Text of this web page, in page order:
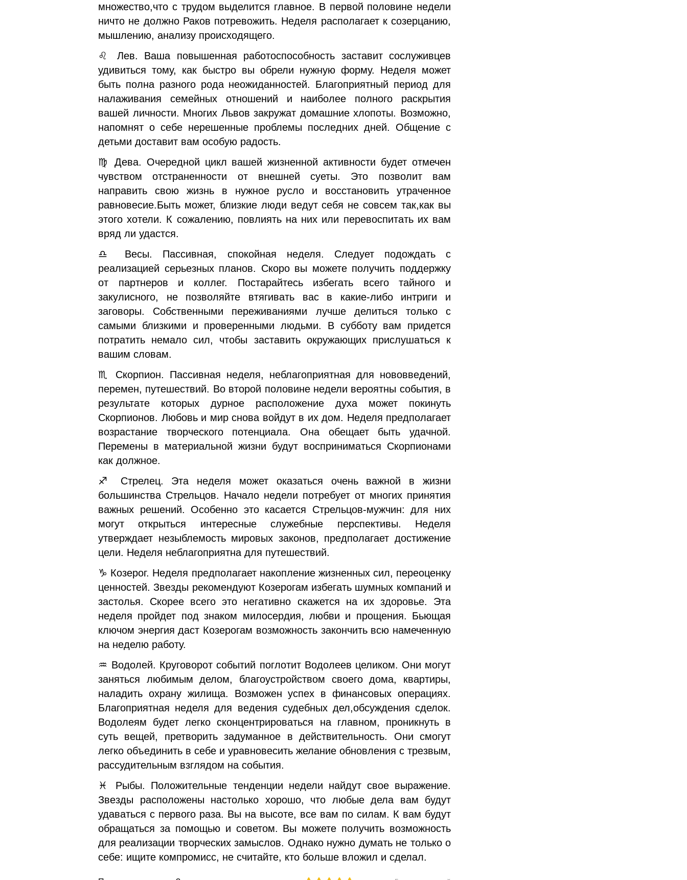
множество,что с трудом выделится главное. В первой половине недели
ничто не должно Раков потревожить. Неделя располагает к созерцанию,
мышлению, анализу происходящего.
♌ Лев. Ваша повышенная работоспособность заставит сослуживцев
удивиться тому, как быстро вы обрели нужную форму. Неделя может
быть полна разного рода неожиданностей. Благоприятный период для
налаживания семейных отношений и наиболее полного раскрытия
вашей личности. Многих Львов закружат домашние хлопоты. Возможно,
напомнят о себе нерешенные проблемы последних дней. Общение с
детьми доставит вам особую радость.
♍ Дева. Очередной цикл вашей жизненной активности будет отмечен
чувством отстраненности от внешней суеты. Это позволит вам
направить свою жизнь в нужное русло и восстановить утраченное
равновесие.Быть может, близкие люди ведут себя не совсем так,как вы
этого хотели. К сожалению, повлиять на них или перевоспитать их вам
вряд ли удастся.
♎ Весы. Пассивная, спокойная неделя. Следует подождать с
реализацией серьезных планов. Скоро вы можете получить поддержку
от партнеров и коллег. Постарайтесь избегать всего тайного и
закулисного, не позволяйте втягивать вас в какие-либо интриги и
заговоры. Собственными переживаниями лучше делиться только с
самыми близкими и проверенными людьми. В субботу вам придется
потратить немало сил, чтобы заставить окружающих прислушаться к
вашим словам.
♏ Скорпион. Пассивная неделя, неблагоприятная для нововведений,
перемен, путешествий. Во второй половине недели вероятны события, в
результате которых дурное расположение духа может покинуть
Скорпионов. Любовь и мир снова войдут в их дом. Неделя предполагает
возрастание творческого потенциала. Она обещает быть удачной.
Перемены в материальной жизни будут восприниматься Скорпионами
как должное.
♐ Стрелец. Эта неделя может оказаться очень важной в жизни
большинства Стрельцов. Начало недели потребует от многих принятия
важных решений. Особенно это касается Стрельцов-мужчин: для них
могут открыться интересные служебные перспективы. Неделя
утверждает незыблемость мировых законов, предполагает достижение
цели. Неделя неблагоприятна для путешествий.
♑ Козерог. Неделя предполагает накопление жизненных сил, переоценку
ценностей. Звезды рекомендуют Козерогам избегать шумных компаний и
застолья. Скорее всего это негативно скажется на их здоровье. Эта
неделя пройдет под знаком милосердия, любви и прощения. Бьющая
ключом энергия даст Козерогам возможность закончить всю намеченную
на неделю работу.
♒ Водолей. Круговорот событий поглотит Водолеев целиком. Они могут
заняться любимым делом, благоустройством своего дома, квартиры,
наладить охрану жилища. Возможен успех в финансовых операциях.
Благоприятная неделя для ведения судебных дел,обсуждения сделок.
Водолеям будет легко сконцентрироваться на главном, проникнуть в
суть вещей, претворить задуманное в действительность. Они смогут
легко объединить в себе и уравновесить желание обновления с трезвым,
рассудительным взглядом на события.
♓ Рыбы. Положительные тенденции недели найдут свое выражение.
Звезды расположены настолько хорошо, что любые дела вам будут
удаваться с первого раза. Вы на высоте, все вам по силам. К вам будут
обращаться за помощью и советом. Вы можете получить возможность
для реализации творческих замыслов. Однако нужно думать не только о
себе: ищите компромисс, не считайте, кто больше вложил и сделал.